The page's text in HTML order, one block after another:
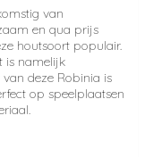
van
en qua prijs
houtsoort populair.
is namelijk
deze Robinia is
op speelplaatsen